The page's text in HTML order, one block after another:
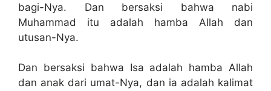
bagi-Nya. Dan bersaksi bahwa nabi
Muhammad itu adalah hamba Allah dan
utusan-Nya.
Dan bersaksi bahwa Isa adalah hamba Allah
dan anak dari umat-Nya, dan ia adalah kalimat